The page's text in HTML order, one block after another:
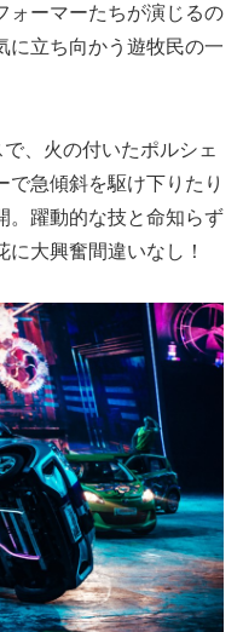
ォーマーたちが演じるの
に立ち向かう遊牧民の一
、火の付いたポルシェ
で急傾斜を駆け下りたり
。躍動的な技と命知らず
大興奮間違いなし！